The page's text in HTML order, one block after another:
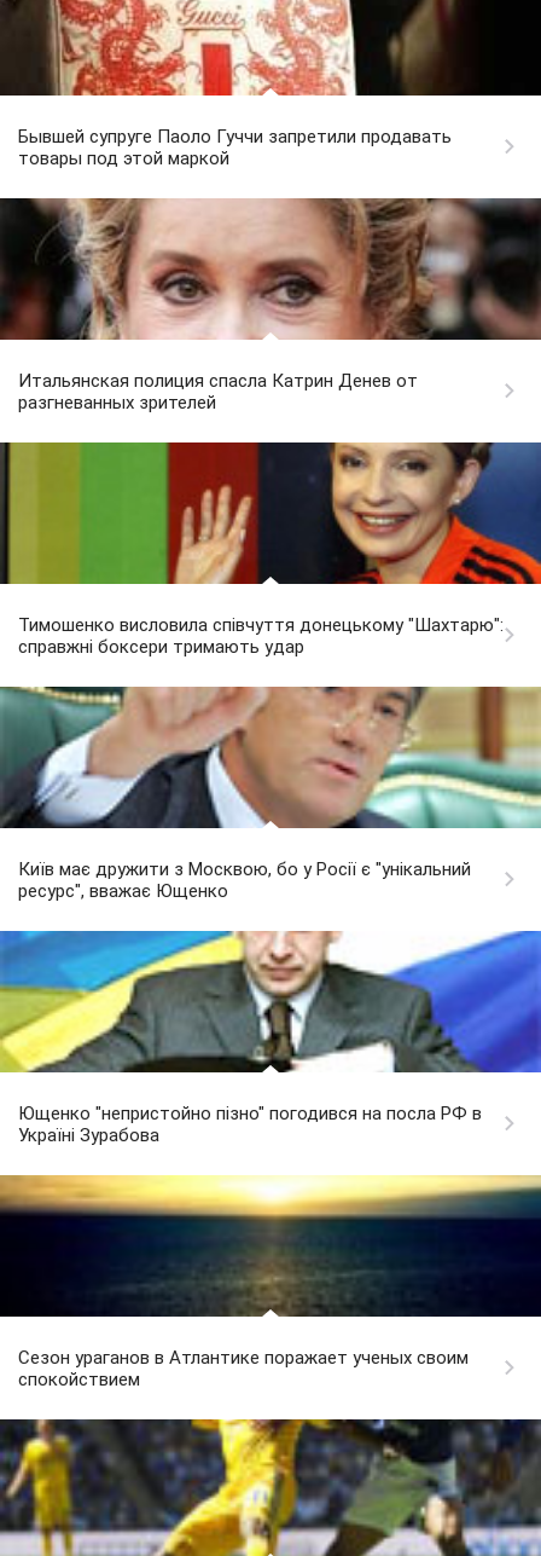
Бывшей супруге Паоло Гуччи запретили продавать
товары под этой маркой
Итальянская полиция спасла Катрин Денев от
разгневанных зрителей
Тимошенко висловила співчуття донецькому "Шахтарю":
справжні боксери тримають удар
Київ має дружити з Москвою, бо у Росії є "унікальний
ресурс", вважає Ющенко
Ющенко "непристойно пізно" погодився на посла РФ в
Україні Зурабова
Сезон ураганов в Атлантике поражает ученых своим
спокойствием